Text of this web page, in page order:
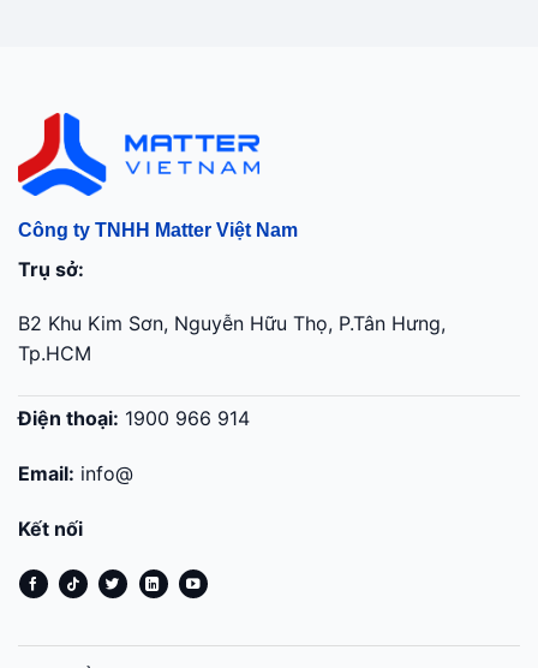
Công ty TNHH Matter Việt Nam
Trụ sở:
B2 Khu Kim Sơn, Nguyễn Hữu Thọ, P.Tân Hưng,
Tp.HCM
Điện thoại: 1900 966 914
Email: info@
Kết nối